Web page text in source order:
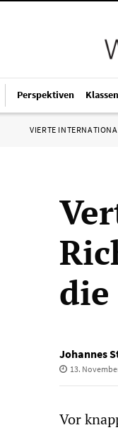
Perspektiven
VIERTE
die
Johannes
13.
Vor